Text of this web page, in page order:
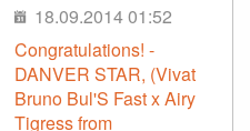
18.09.2014 01:52
Congratulations! -
DANVER STAR, (Vivat
Bruno Bul'S Fast x Airy
Tigress from